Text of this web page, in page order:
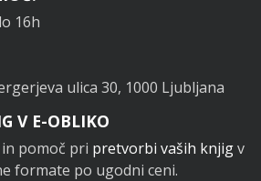
16h
ulica 30, 1000 Ljubljana
V E-OBLIKO
pomoč pri pretvorbi vaših knjigv
formate po ugodni ceni.